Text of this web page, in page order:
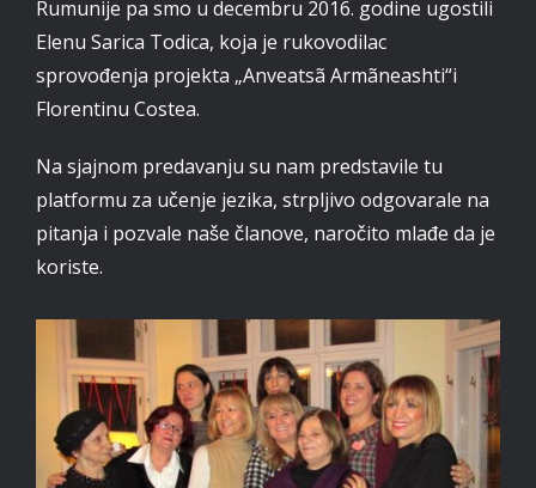
Rumunije pa smo u decembru 2016. godine ugostili
Elenu Sarica Todica, koja je rukovodilac
sprovođenja projekta „Anveatsã Armãneashti“i
Florentinu Costea.
Na sjajnom predavanju su nam predstavile tu
platformu za učenje jezika, strpljivo odgovarale na
pitanja i pozvale naše članove, naročito mlađe da je
koriste.